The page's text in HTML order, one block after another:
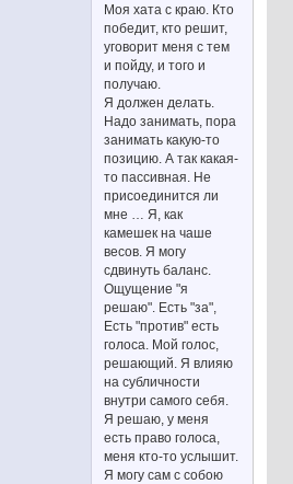
Моя хата с краю. Кто
победит, кто решит,
уговорит меня с тем
и пойду, и того и
получаю.
Я должен делать.
Надо занимать, пора
занимать какую-то
позицию. А так какая-
то пассивная. Не
присоединится ли
мне … Я, как
камешек на чаше
весов. Я могу
сдвинуть баланс.
Ощущение "я
решаю". Есть "за",
Есть "против" есть
голоса. Мой голос,
решающий. Я влияю
на субличности
внутри самого себя.
Я решаю, у меня
есть право голоса,
меня кто-то услышит.
Я могу сам с собою